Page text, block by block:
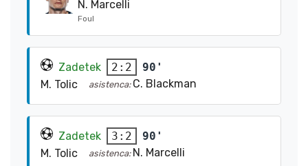
N. Marcelli
Foul
Zadetek 2:2
90'
M. Tolic
asistenca: C. Blackman
Zadetek 3:2
90'
M. Tolic
asistenca: N. Marcelli